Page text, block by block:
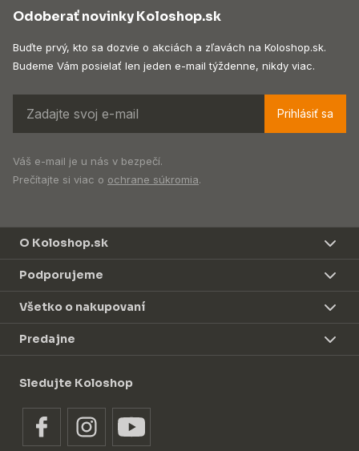
Odoberať novinky Koloshop.sk
Buďte prvý, kto sa dozvie o akciách a zľavách na Koloshop.sk.
Budeme Vám posielať len jeden e-mail týždenne, nikdy viac.
Prihlásiť sa
Váš e-mail je u nás v bezpečí.
Prečítajte si viac o ochrane súkromia.
O Koloshop.sk
Podporujeme
Všetko o nakupovaní
Predajne
Sledujte Koloshop